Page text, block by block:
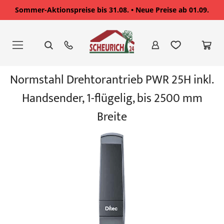
Sommer-Aktionspreise bis 31.08. • Neue Preise ab 01.09.
springen
Ende
Bildgalerie
Normstahl Drehtorantrieb PWR 25H inkl.
Handsender, 1-flügelig, bis 2500 mm
Breite